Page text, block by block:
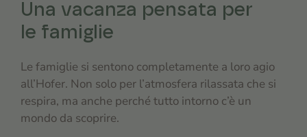
Una vacanza pensata per
le famiglie
Le famiglie si sentono completamente a loro agio
all’Hofer. Non solo per l’atmosfera rilassata che si
respira, ma anche perché tutto intorno c’è un
mondo da scoprire.